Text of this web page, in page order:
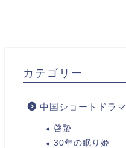
カテゴリー
中国ショートドラマ
啓蟄
30年の眠り姫